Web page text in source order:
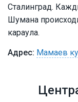
Сталинград.
Шумана
караула.
Мамаев